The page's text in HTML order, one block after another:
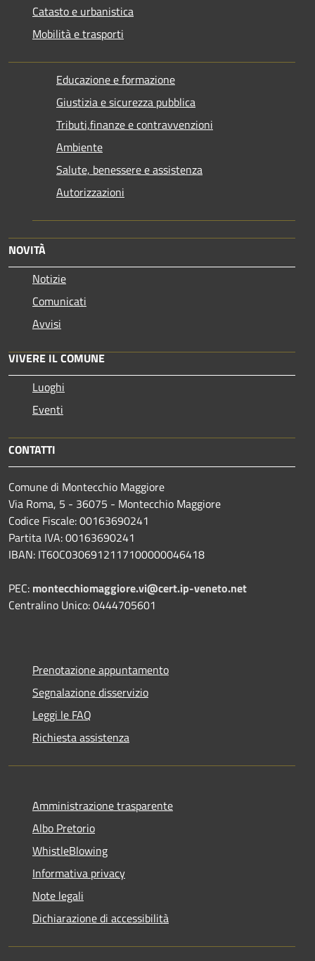
Catasto e urbanistica
Mobilità e trasporti
Educazione e formazione
Giustizia e sicurezza pubblica
Tributi,finanze e contravvenzioni
Ambiente
Salute, benessere e assistenza
Autorizzazioni
NOVITÀ
Notizie
Comunicati
Avvisi
VIVERE IL COMUNE
Luoghi
Eventi
CONTATTI
Comune di Montecchio Maggiore
Via Roma, 5 - 36075 - Montecchio Maggiore
Codice Fiscale: 00163690241
Partita IVA: 00163690241
IBAN: IT60C0306912117100000046418
PEC: montecchiomaggiore.vi@cert.ip-veneto.net
Centralino Unico: 0444705601
Prenotazione appuntamento
Segnalazione disservizio
Leggi le FAQ
Richiesta assistenza
Amministrazione trasparente
Albo Pretorio
WhistleBlowing
Informativa privacy
Note legali
Dichiarazione di accessibilità